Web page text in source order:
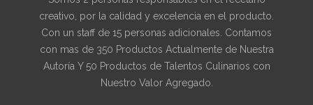
creativo, por la calidad y excelencia en el producto.
Con un staff de 15 personas adicionales. Contamos
con mas de 350 Productos Actualmente de Nuestra
Autoría Y 50 Productos de Talentos Culinarios con
Nuestro Valor Agregado.